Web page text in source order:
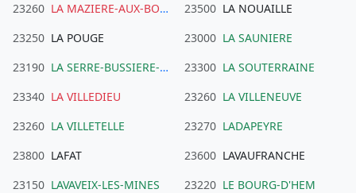
23260 LA MAZIERE-AUX-BONS-HOMMES 23500 LA NOUAILLE
23250 LA POUGE 23000 LA SAUNIERE
23190 LA SERRE-BUSSIERE-VIEILLE 23300 LA SOUTERRAINE
23340 LA VILLEDIEU 23260 LA VILLENEUVE
23260 LA VILLETELLE 23270 LADAPEYRE
23800 LAFAT 23600 LAVAUFRANCHE
23150 LAVAVEIX-LES-MINES 23220 LE BOURG-D'HEM